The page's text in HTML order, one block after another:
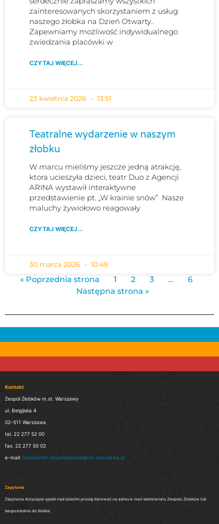
zainteresowanych skorzystaniem z usług
naszego żłobka na Dzień Otwarty..
Zapewniamy możliwość indywidualnego
zwiedzania placówki w
CZYTAJ WIĘCEJ...
23 kwietnia 2026 13:51
Teatralne wydarzenie w naszym
żłobku
W marcu mieliśmy jeszcze jedną atrakcję,
ktora ucieszyła dzieci, teatr Duo z Agencji
ARINA wystawił interaktywne
przedstawienie pt. „W krainie snów” Nasze
maluchy żywiołowo reagowały
CZYTAJ WIĘCEJ...
30 marca 2026 10:49
« Poprzednia strona 1 2 3 …
6
Następna strona »
Kontakt
Zespół Żłobków m.st. Warszawy
ul. Belgijska 4
02-511 Warszawa
tel. 22 277 52 00
fax. 22 277 50 02
e-mail: sekretariat.zespolzlobkow@um.warszawa.pl
Zapytania
Zapytania dotyczące opieki nad dziećmi proszę kierować na adres e-mail sekretariatu Zespołu Żłobków lub
bezpośrednio do żłobka.